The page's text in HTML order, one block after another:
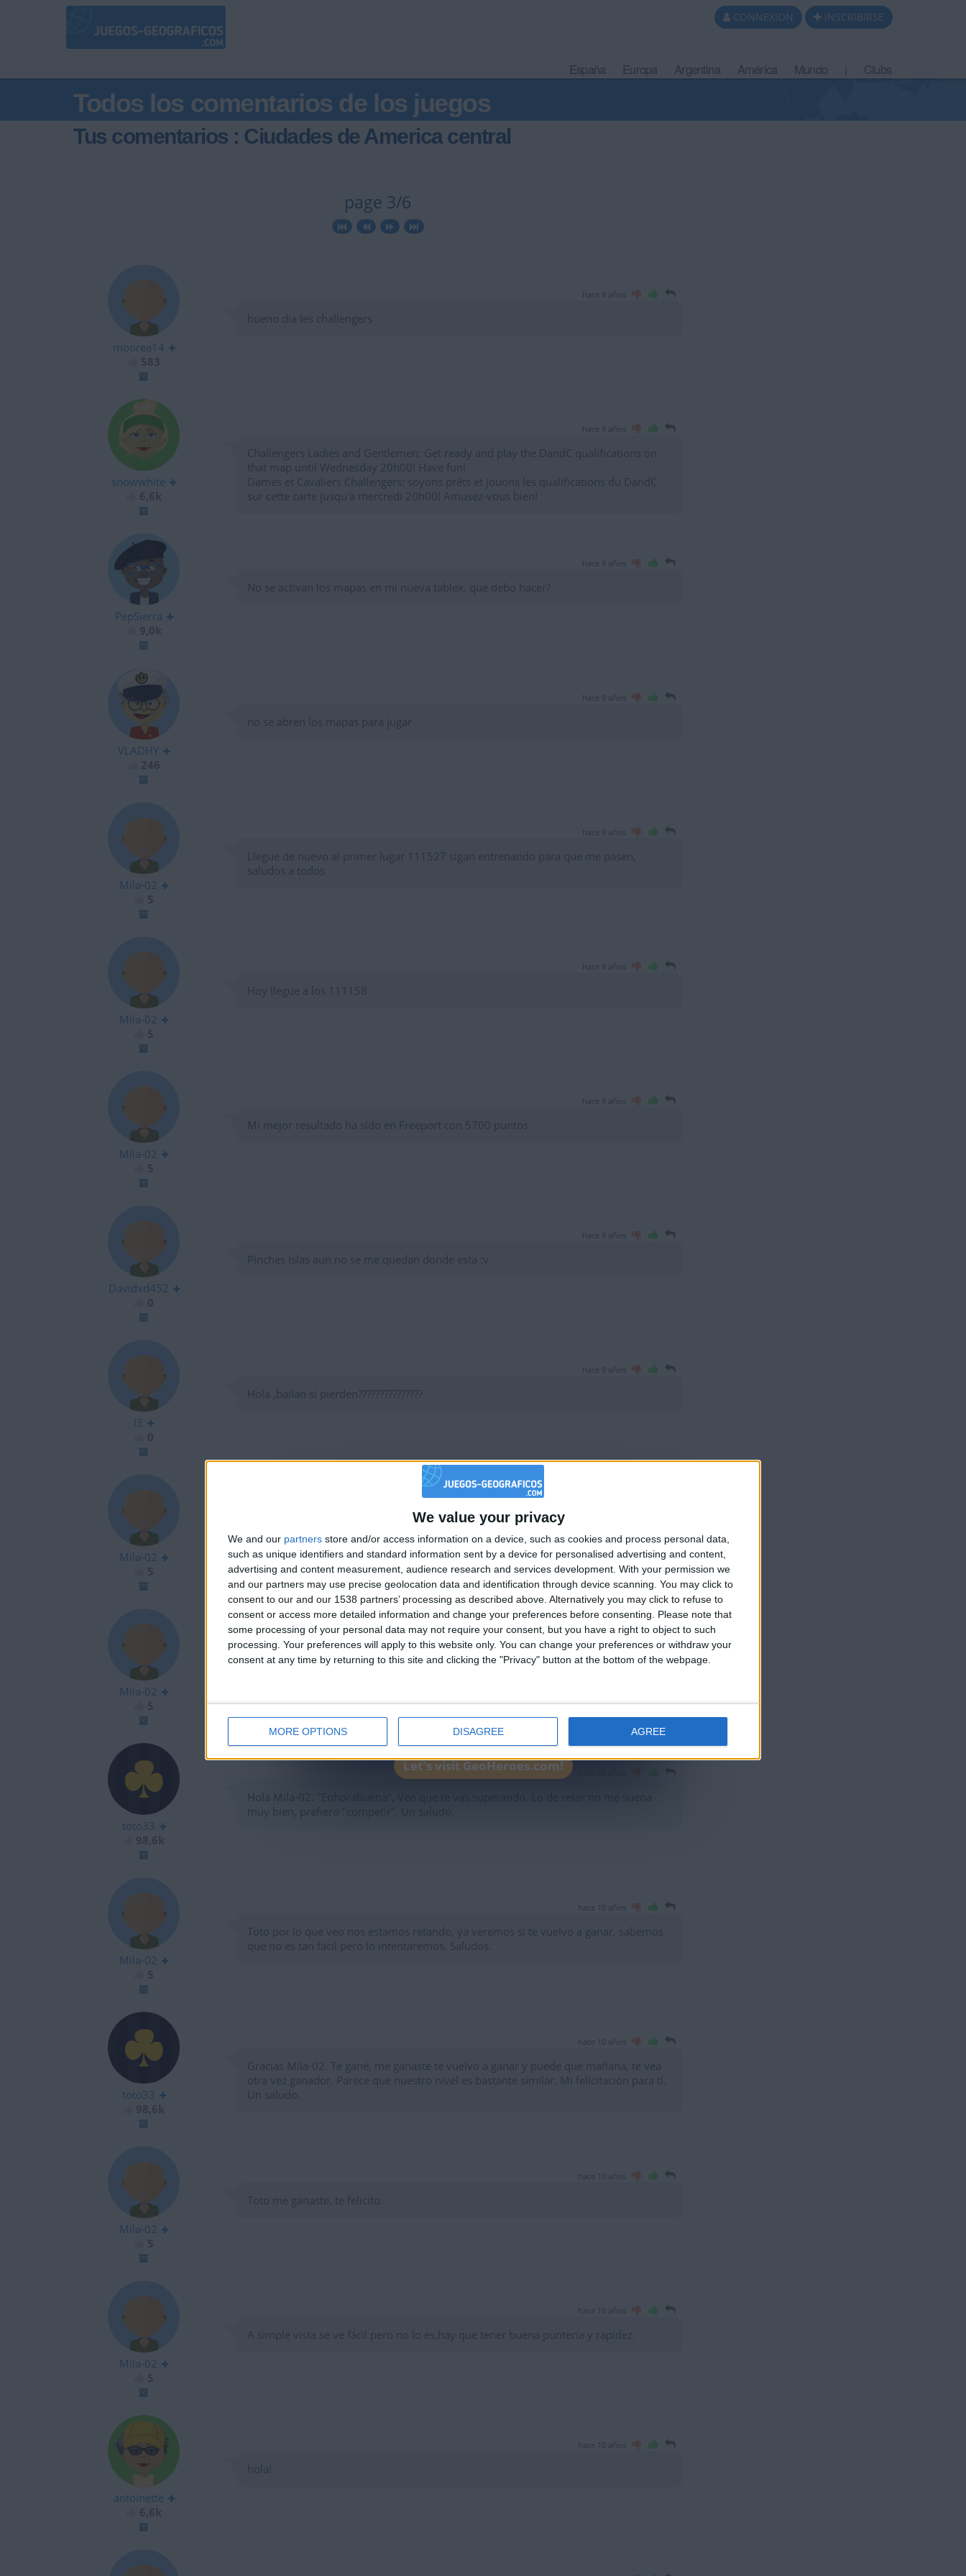
We value your privacy
We and our partners store and/or access information on a device, such as cookies and process personal data,
such as unique identifiers and standard information sent by a device for personalised advertising and content,
advertising and content measurement, audience research and services development. With your permission we
and our partners may use precise geolocation data and identification through device scanning. You may click to
consent to our and our 1538 partners’ processing as described above. Alternatively you may click to refuse to
consent or access more detailed information and change your preferences before consenting.
Please note that
some processing of your personal data may not require your consent, but you have a right to object to such
processing. Your preferences will apply to this website only. You can change your preferences or withdraw your
consent at any time by returning to this site and clicking the "Privacy" button at the bottom of the webpage.
MORE OPTIONS DISAGREE AGREE
CONNEXION INSCRIBIRSE
España Europa Argentina América Mundo Clubs
Todos los comentarios de los juegos
Tus comentarios : Ciudades de America central
page 3/6
moorea14
hace 9 años
bueno dia les challengers
snowwhite
hace 9 años
Challengers Ladies and Gentlemen: Get ready and play the DandC qualifications on
that map until Wednesday 20h00! Have fun!
Dames et Cavaliers Challengers: soyons prêts et jouons les qualifications du DandC
sur cette carte jusqu'à mercredi 20h00! Amusez-vous bien!
PepSierra
hace 9 años
No se activan los mapas en mi nueva tablex, que debo hacer?
VLADHY
hace 9 años
no se abren los mapas para jugar
Mila-02
hace 9 años
Llegue de nuevo al primer lugar 111527 sigan entrenando para que me pasen,
saludos a todos
Mila-02
hace 9 años
Hoy llegue a los 111158
Mila-02
hace 9 años
Mi mejor resultado ha sido en Freeport con 5700 puntos
Davidxd452
hace 9 años
Pinches islas aun no se me quedan donde esta :v
l3
hace 9 años
Hola ,bailan si pierden???????????????
Mila-02
Quiero decirles que me ha costado bastante esfuerzo llegar al primer puesto ( por el
día de hoy) se que mañana otros también llegaran, suerte a todos.
Mila-02
hace 10 años
Hola Toto, caci te alcanzo pero fue imposible superarte por muchas veces que lo
toto33
Hola Mila-02. "Enhorabuena", Veo que te vas superando. Lo de retar no me suena
muy bien, prefiero "competir". Un saludo.
Mila-02
hace 10 años
Toto por lo que veo nos estamos retando, ya veremos si te vuelvo a ganar, sabemos
que no es tan fácil pero lo intentaremos. Saludos.
toto33
hace 10 años
Gracias Mila-02. Te gané, me ganaste te vuelvo a ganar y puede que mañana, te vea
otra vez ganador. Parece que nuestro nivel es bastante similar. Mi felicitación para tí.
Un saludo.
Mila-02
hace 10 años
Toto me ganaste, te felicito.
Mila-02
hace 10 años
A simple vista se ve fácil pero no lo es,hay que tener buena puntería y rapidez.
antoinette
hace 10 años
hola!
🇺🇸 We noticed you’re visiting from
an English-speaking country
Join our American version now and be among
the firsts to submit your score on our
leaderboards!
Let's visit GeoHeroes.com!